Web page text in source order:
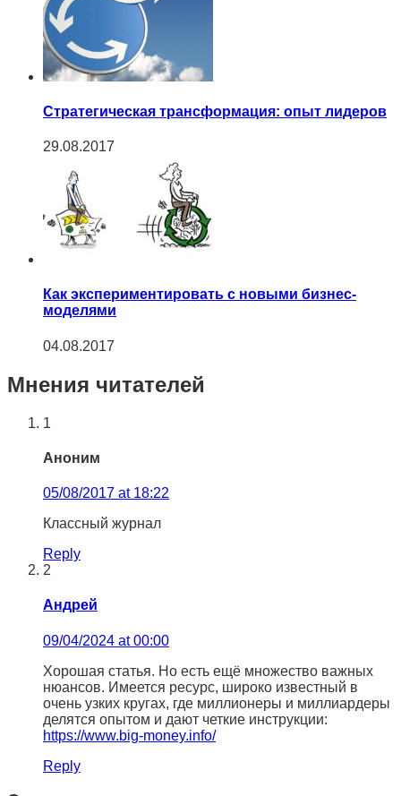
Cтратегическая трансформация: опыт лидеров
29.08.2017
Как экспериментировать с новыми бизнес-
моделями
04.08.2017
Мнения читателей
1
Аноним
05/08/2017 at 18:22
Классный журнал
Reply
2
Андрей
09/04/2024 at 00:00
Хорошая статья. Но есть ещё множество важных
нюансов. Имеется ресурс, широко известный в
очень узких кругах, где миллионеры и миллиардеры
делятся опытом и дают четкие инструкции:
https://www.big-money.info/
Reply